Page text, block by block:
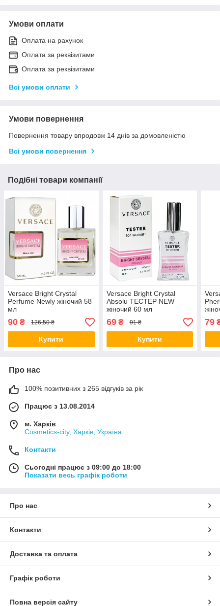
Умови оплати
Оплата на рахунок
Оплата за реквізитами
Оплата за реквізитами
Всі умови оплати
Умови повернення
Повернення товару впродовж 14 днів за домовленістю
Всі умови повернення
Подібні товари компанії
Versace Bright Crystal
Perfume Newly жіночий 58
мл
90 ₴ 126,50 ₴
Купити
Versace Bright Crystal
Absolu ТЕСТЕР NEW
жіночий 60 мл
69₴ 91 ₴
Купити
79
Про нас
100% позитивних з 265 відгуків за рік
Працює з 13.08.2014
м. Харків
Cosmetics-city, Харків, Україна
Контакти
Сьогодні працює з 09:00 до 18:00
Показати весь графік роботи
Про нас
Контакти
Доставка та оплата
Графік роботи
Повна версія сайту